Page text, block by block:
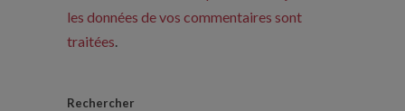
les données de vos commentaires sont
traitées.
Rechercher